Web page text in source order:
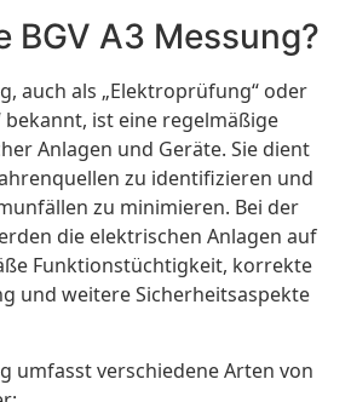
BGV A3 Messung?
auch als „Elektroprüfung“ oder
bekannt, ist eine regelmäßige
Anlagen und Geräte. Sie dient
zu identifizieren und
zu minimieren. Bei der
die elektrischen Anlagen auf
Funktionstüchtigkeit, korrekte
und weitere Sicherheitsaspekte
umfasst verschiedene Arten von